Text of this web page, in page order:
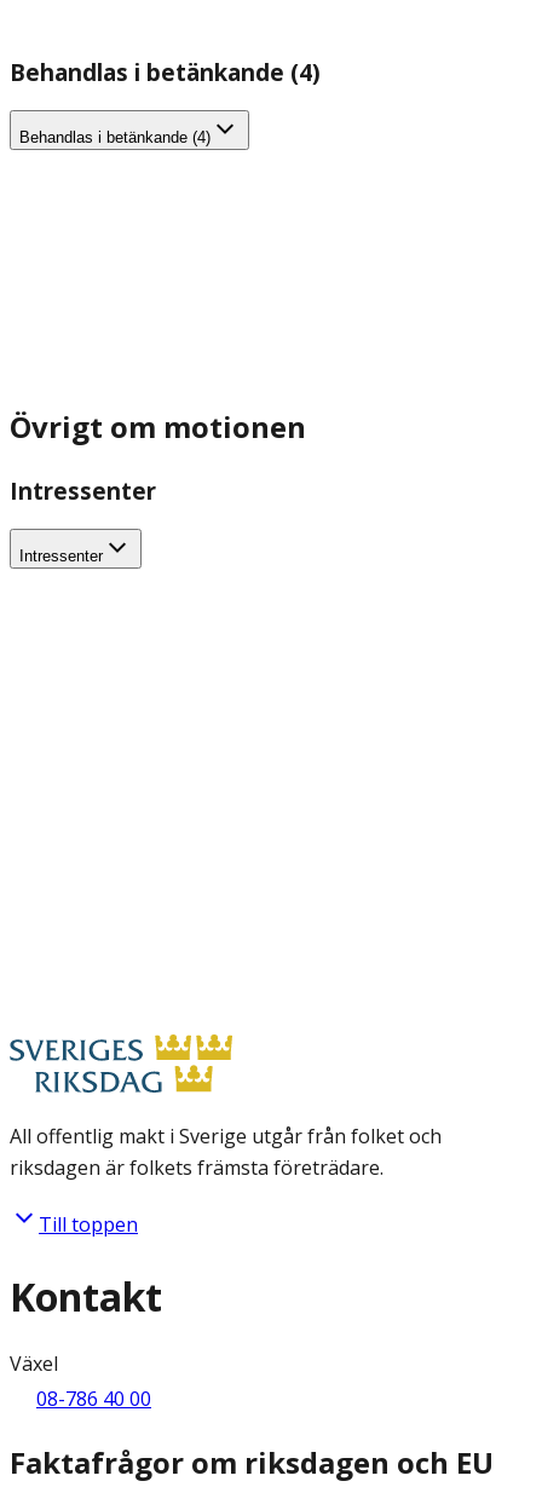
Behandlas i betänkande (4)
Behandlas i betänkande (4)
Övrigt om motionen
Intressenter
Intressenter
All offentlig makt i Sverige utgår från folket och
riksdagen är folkets främsta företrädare.
Till toppen
Kontakt
Växel
08-786 40 00
Faktafrågor om riksdagen och EU